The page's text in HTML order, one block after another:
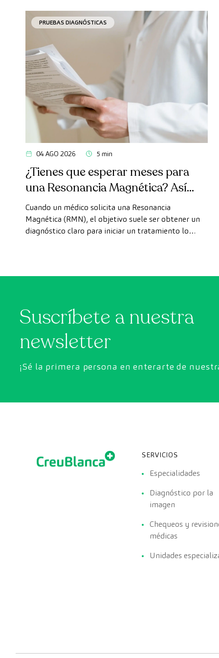
PRUEBAS DIAGNÓSTICAS
04 AGO 2026 5 min
¿Tienes que esperar meses para
una Resonancia Magnética? Así
puedes realizarte la prueba de
forma rápida como paciente
privado
Cuando un médico solicita una Resonancia
Magnética (RMN), el objetivo suele ser obtener un
diagnóstico claro para iniciar un tratamiento lo
Suscríbete a nuestra
newsletter
¡Sé la primera persona en enterarte de
SERVICIOS
Especialidades
Diagnóstico por la
imagen
Chequeos y
médicas
Unidades